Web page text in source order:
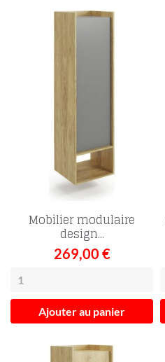
Mobilier modulaire
design...
269,00 €
Ajouter au panier